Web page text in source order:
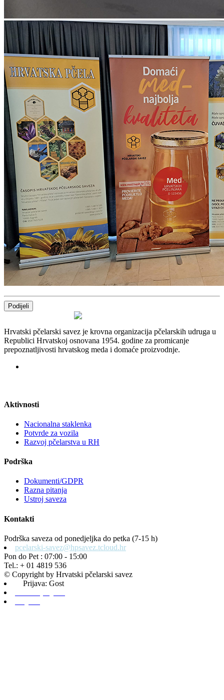
Podijeli
Hrvatski pčelarski savez je krovna organizacija pčelarskih udruga u
Republici Hrvatskoj osnovana 1954. godine za promicanje
prepoznatljivosti hrvatskog meda i domaće proizvodnje.
Aktivnosti
Nacionalna staklenka
Potvrde za vozila
Razvoj pčelarstva u RH
Podrška
Dokumenti/GDPR
Razna pitanja
Ustroj saveza
Kontakti
Podrška saveza od ponedjeljka do petka (7-15 h)
pcelarski-savez@hpsavez.tcloud.hr
Pon do Pet : 07:00 - 15:00
Tel.: + 01 4819 536
© Copyright by Hrvatski pčelarski savez
Prijava: Gost